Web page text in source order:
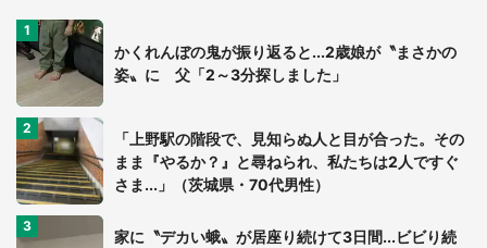
かくれんぼの鬼が振り返ると...2歳娘が〝まさかの
姿〟に 父「2～3分探しました」
「上野駅の階段で、見知らぬ人と目が合った。その
まま『やるか？』と尋ねられ、私たちは2人ですぐ
さま...」（茨城県・70代男性）
家に〝デカい蛾〟が居座り続けて3日間...ビビり続